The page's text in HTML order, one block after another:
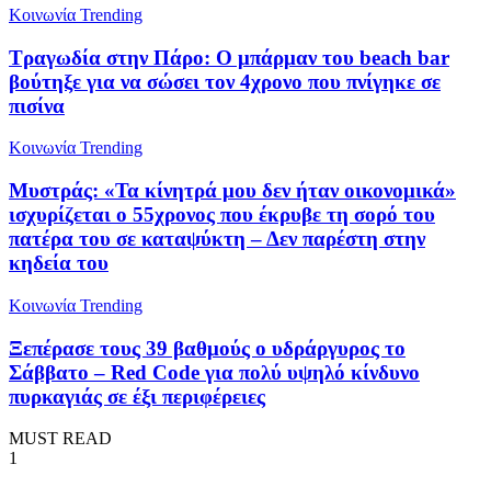
Κοινωνία Trending
Τραγωδία στην Πάρο: Ο μπάρμαν του beach bar
βούτηξε για να σώσει τον 4χρονο που πνίγηκε σε
πισίνα
Κοινωνία Trending
Μυστράς: «Τα κίνητρά μου δεν ήταν οικονομικά»
ισχυρίζεται ο 55χρονος που έκρυβε τη σορό του
πατέρα του σε καταψύκτη – Δεν παρέστη στην
κηδεία του
Κοινωνία Trending
Ξεπέρασε τους 39 βαθμούς ο υδράργυρος το
Σάββατο – Red Code για πολύ υψηλό κίνδυνο
πυρκαγιάς σε έξι περιφέρειες
MUST READ
1